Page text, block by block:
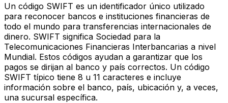
Un código SWIFT es un identificador único utilizado
para reconocer bancos e instituciones financieras de
todo el mundo para transferencias internacionales de
dinero. SWIFT significa Sociedad para la
Telecomunicaciones Financieras Interbancarias a nivel
Mundial. Estos códigos ayudan a garantizar que los
pagos se dirijan al banco y país correctos. Un código
SWIFT típico tiene 8 u 11 caracteres e incluye
información sobre el banco, país, ubicación y, a veces,
una sucursal específica.